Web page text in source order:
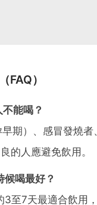
FAQ）
能喝？
期）、感冒發燒者
的人應避免飲用。
候喝最好？
3至7天最適合飲用